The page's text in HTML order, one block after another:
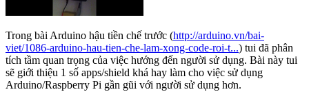
Trong bài Arduino hậu tiền chế trước (http://arduino.vn/bai-
viet/1086-arduino-hau-tien-che-lam-xong-code-roi-t...) tui đã phân
tích tầm quan trọng của việc hướng đến người sử dụng. Bài này tui
sẽ giới thiệu 1 số apps/shield khá hay làm cho việc sử dụng
Arduino/Raspberry Pi gần gũi với người sử dụng hơn.